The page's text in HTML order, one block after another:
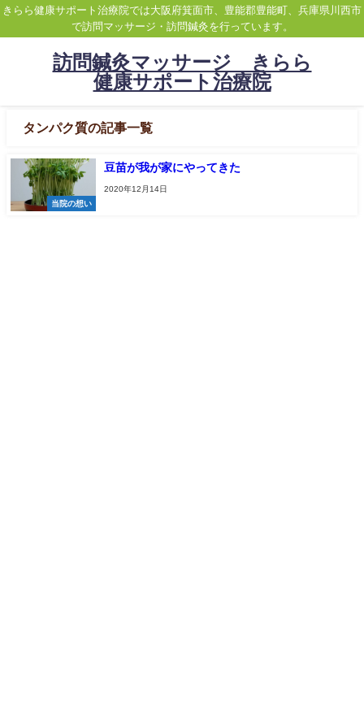
きらら健康サポート治療院では大阪府箕面市、豊能郡豊能町、兵庫県川西市
で訪問マッサージ・訪問鍼灸を行っています。
訪問鍼灸マッサージ きらら
健康サポート治療院
タンパク質の記事一覧
当院の想い
豆苗が我が家にやってきた
2020年12月14日